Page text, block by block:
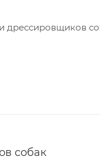
дрессировщиков
собак